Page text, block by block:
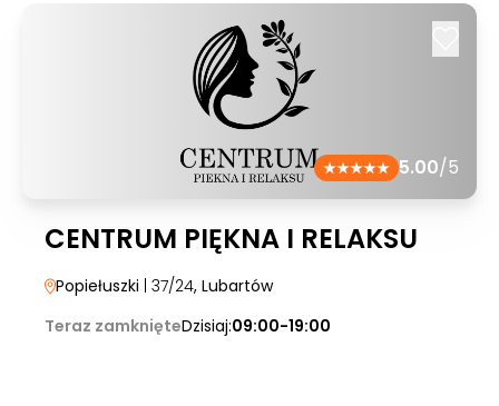
5.00/5
CENTRUM PIĘKNA I RELAKSU
Popiełuszki | 37/24, Lubartów
Teraz zamknięteDzisiaj:09:00-19:00